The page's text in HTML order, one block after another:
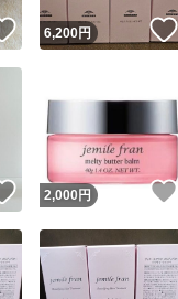
いいね！
6,200円
いいね！
2,000 円